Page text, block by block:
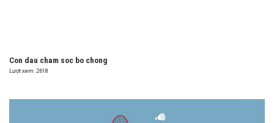
Con dau cham soc bo chong
Lượt xem: 2618